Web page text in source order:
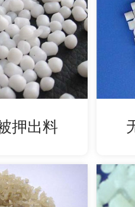
押出料